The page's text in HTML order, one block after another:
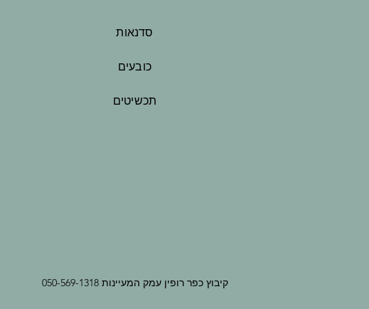
סדנאות
כובעים
תכשיטים
קיבוץ כפר רופין עמק המעיינות 050-569-1318